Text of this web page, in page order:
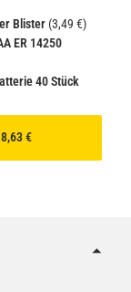
Blister (3,49 €)
ER 14250
40 Stück
€